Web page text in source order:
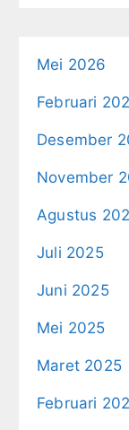
Mei 2026
Februari
Desember
November
Agustus
Juli 2025
Juni 2025
Mei 2025
Maret 2025
Februari